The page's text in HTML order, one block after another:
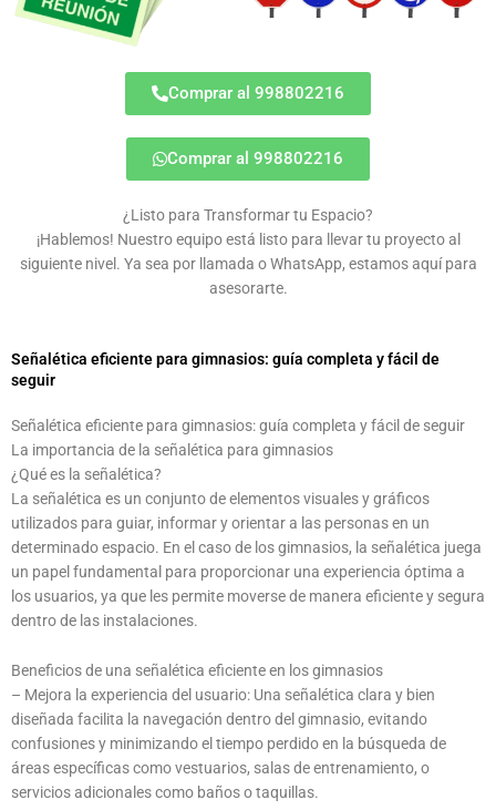
Comprar al 998802216
Comprar al 998802216
¿Listo para Transformar tu Espacio?
¡Hablemos! Nuestro equipo está listo para llevar tu proyecto al
siguiente nivel. Ya sea por llamada o WhatsApp, estamos aquí para
asesorarte.
Señalética eficiente para gimnasios: guía completa y fácil de
seguir
Señalética eficiente para gimnasios: guía completa y fácil de seguir
La importancia de la señalética para gimnasios
¿Qué es la señalética?
La señalética es un conjunto de elementos visuales y gráficos
utilizados para guiar, informar y orientar a las personas en un
determinado espacio. En el caso de los gimnasios, la señalética juega
un papel fundamental para proporcionar una experiencia óptima a
los usuarios, ya que les permite moverse de manera eficiente y segura
dentro de las instalaciones.
Beneficios de una señalética eficiente en los gimnasios
– Mejora la experiencia del usuario: Una señalética clara y bien
diseñada facilita la navegación dentro del gimnasio, evitando
confusiones y minimizando el tiempo perdido en la búsqueda de
áreas específicas como vestuarios, salas de entrenamiento, o
servicios adicionales como baños o taquillas.